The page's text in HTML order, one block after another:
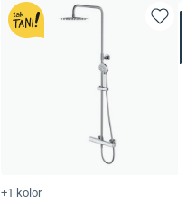
+1 kolor